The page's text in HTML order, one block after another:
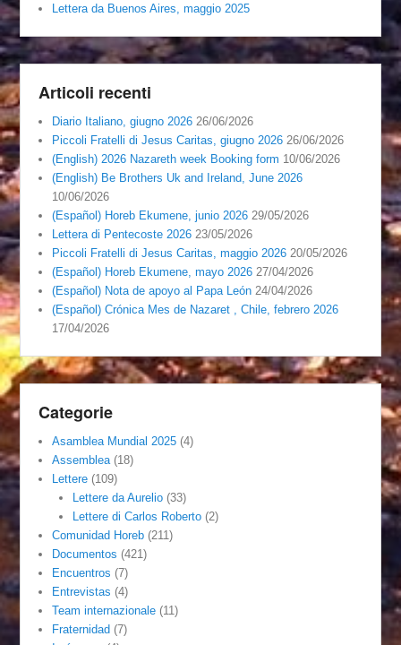
Lettera da Buenos Aires, maggio 2025
Articoli recenti
Diario Italiano, giugno 2026 26/06/2026
Piccoli Fratelli di Jesus Caritas, giugno 2026 26/06/2026
(English) 2026 Nazareth week Booking form 10/06/2026
(English) Be Brothers Uk and Ireland, June 2026
10/06/2026
(Español) Horeb Ekumene, junio 2026 29/05/2026
Lettera di Pentecoste 2026 23/05/2026
Piccoli Fratelli di Jesus Caritas, maggio 2026 20/05/2026
(Español) Horeb Ekumene, mayo 2026 27/04/2026
(Español) Nota de apoyo al Papa León 24/04/2026
(Español) Crónica Mes de Nazaret , Chile, febrero 2026
17/04/2026
Categorie
Asamblea Mundial 2025 (4)
Assemblea (18)
Lettere (109)
Lettere da Aurelio(33)
Lettere di Carlos Roberto(2)
Comunidad Horeb (211)
Documentos (421)
Encuentros (7)
Entrevistas (4)
Team internazionale (11)
Fraternidad (7)